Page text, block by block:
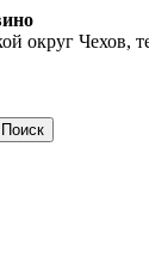
округ Чехов,
Поиск